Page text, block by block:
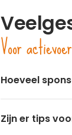
Voor
Hoeveel
Zijn er tips